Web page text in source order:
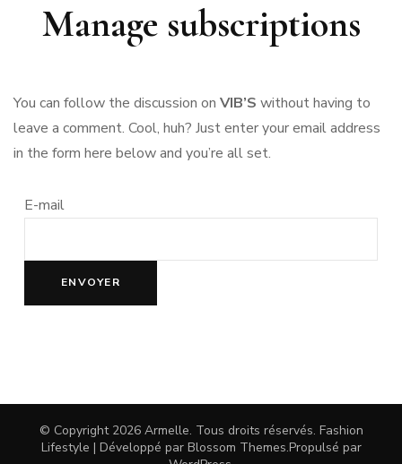
Manage subscriptions
You can follow the discussion on VIB’S without having to
leave a comment. Cool, huh? Just enter your email address
in the form here below and you’re all set.
E-mail
© Copyright 2026 Armelle. Tous droits réservés. Fashion
Lifestyle | Développé par Blossom Themes.Propulsé par